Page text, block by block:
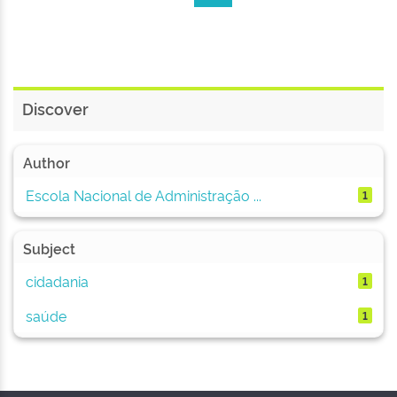
Discover
Author
Escola Nacional de Administração ...
1
Subject
cidadania
1
saúde 1